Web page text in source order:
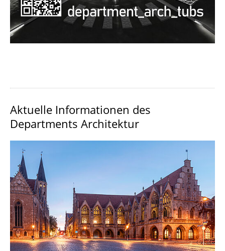
Aktuelle Informationen des
Departments Architektur